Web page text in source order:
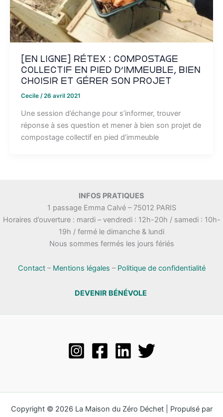
[EN LIGNE] Rétex : Compostage
collectif en pied d’immeuble, bien
choisir et gérer son projet
Cecile /26 avril 2021
Une session d’échange pour s’informer, trouver
réponse à ses question et mener à bien son projet de
compostage collectif en pied d’immeuble
INFOS PRATIQUES
1 passage Emma Calvé – 75012 PARIS
Horaires d’ouverture : mardi – vendredi : 12h-20h / samedi : 10h-
19h / fermé le dimanche & lundi
Nous sommes fermés les jours fériés
Contact– Mentions légales – Politique de confidentialité
DEVENIR BÉNÉVOLE
Copyright © 2026 La Maison du Zéro Déchet | Propulsé par